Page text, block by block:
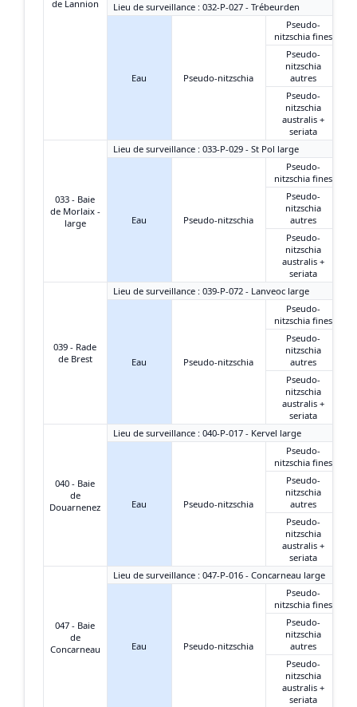
de Lannion
Lieu de surveillance : 032-P-027 - Trébeurden
Eau Pseudo-nitzschia
Pseudo-
nitzschia fines
Pseudo-
nitzschia
autres
Pseudo-
nitzschia
australis +
seriata
033 - Baie
de Morlaix -
large
Lieu de surveillance : 033-P-029 - St Pol large
Eau Pseudo-nitzschia
Pseudo-
nitzschia fines
Pseudo-
nitzschia
autres
Pseudo-
nitzschia
australis +
seriata
039 - Rade
de Brest
Lieu de surveillance : 039-P-072 - Lanveoc large
Eau Pseudo-nitzschia
Pseudo-
nitzschia fines
Pseudo-
nitzschia
autres
Pseudo-
nitzschia
australis +
seriata
040 - Baie
de
Douarnenez
Lieu de surveillance : 040-P-017 - Kervel large
Eau Pseudo-nitzschia
Pseudo-
nitzschia fines
Pseudo-
nitzschia
autres
Pseudo-
nitzschia
australis +
seriata
047 - Baie
de
Concarneau
Lieu de surveillance : 047-P-016 - Concarneau large
Eau Pseudo-nitzschia
Pseudo-
nitzschia fines
Pseudo-
nitzschia
autres
Pseudo-
nitzschia
australis +
seriata